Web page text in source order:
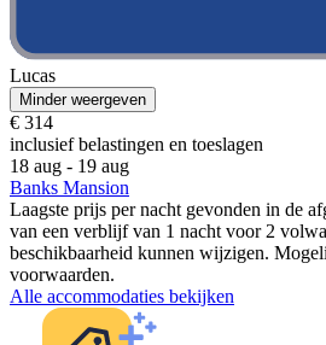
Lucas
Minder weergeven
€ 314
inclusief belastingen en toeslagen
18 aug - 19 aug
Banks Mansion
Laagste prijs per nacht gevonden in de
van een verblijf van 1 nacht voor 2
beschikbaarheid kunnen wijzigen.
voorwaarden.
Alle accommodaties bekijken